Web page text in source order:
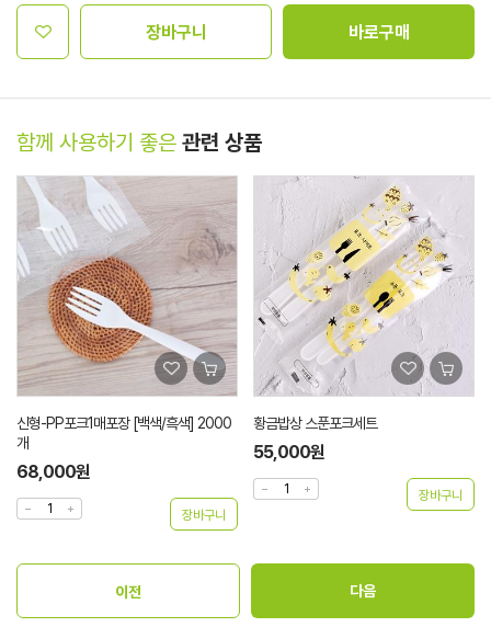
장바구니 바로구매
함께 사용하기 좋은 관련 상품
황금밥상 스푼포크세트
55,000원
모던뉴스페이퍼 [27/30/33] 500장
12,100원